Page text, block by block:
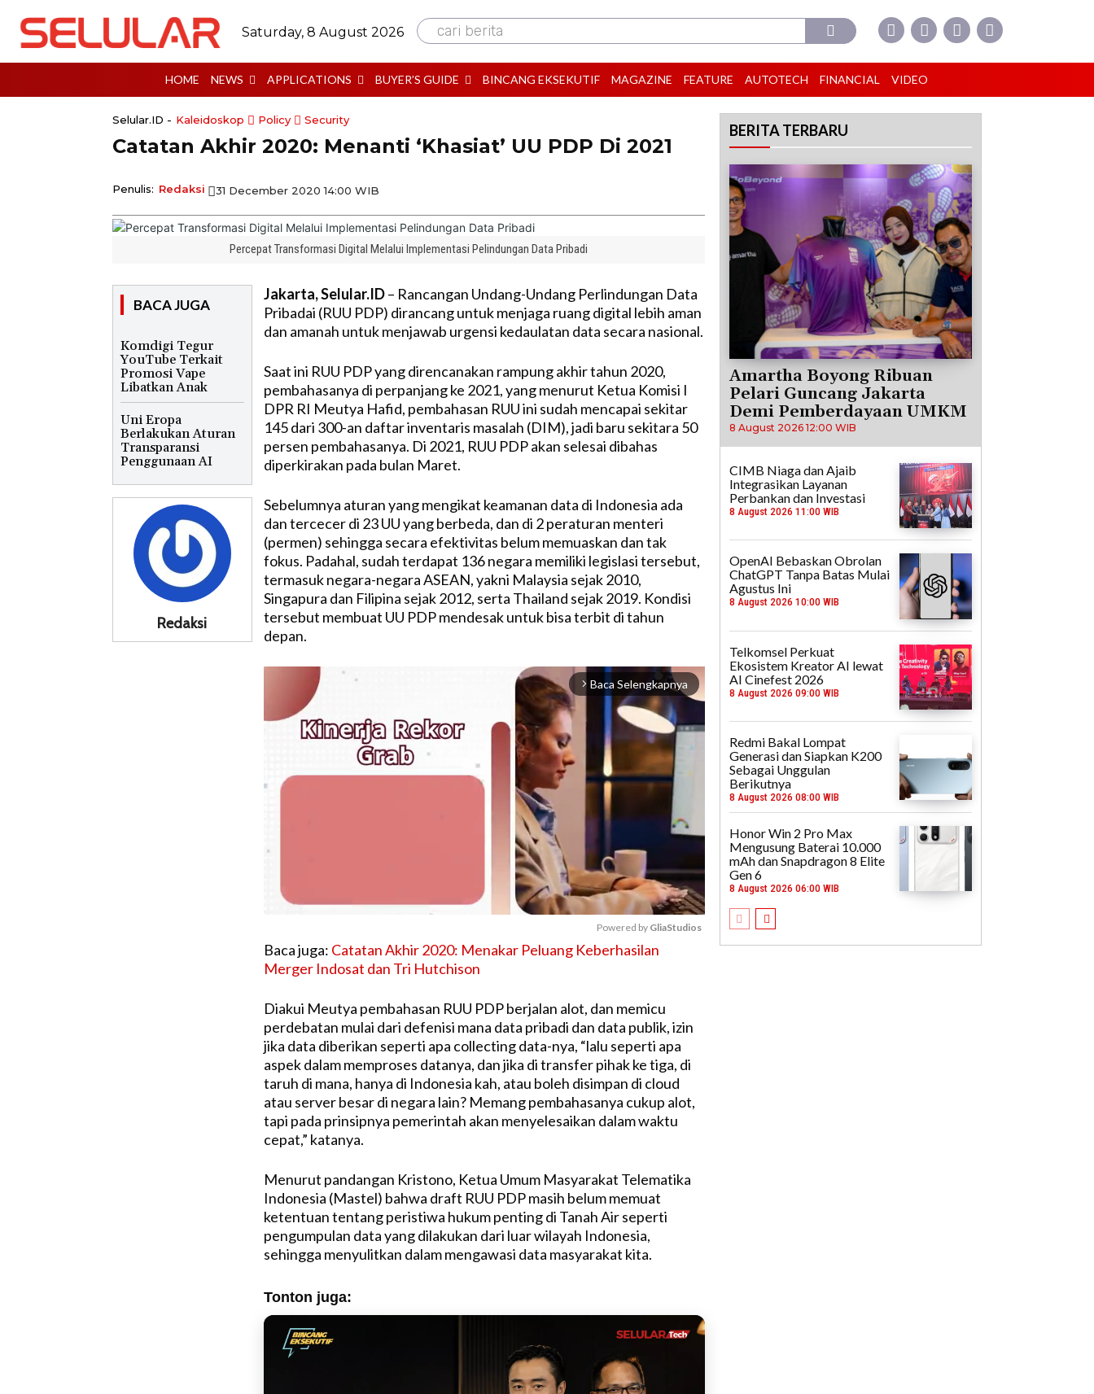
Saturday, 8 August 2026 cari berita
HOME NEWS APPLICATIONS BUYER’S GUIDE BINCANG EKSEKUTIF MAGAZINE FEATURE AUTOTECH FINANCIAL VIDEO
Selular.ID - Kaleidoskop Policy Security
Catatan Akhir 2020: Menanti ‘Khasiat’ UU PDP Di 2021
Penulis: Redaksi 31 December 2020 14:00 WIB
Percepat Transformasi Digital Melalui Implementasi Pelindungan Data Pribadi
BACA JUGA
Komdigi Tegur
YouTube Terkait
Promosi Vape
Libatkan Anak
Uni Eropa
Berlakukan Aturan
Transparansi
Penggunaan AI
Redaksi
Jakarta, Selular.ID– Rancangan Undang-Undang Perlindungan Data
Pribadai (RUU PDP) dirancang untuk menjaga ruang digital lebih aman
dan amanah untuk menjawab urgensi kedaulatan data secara nasional.
Saat ini RUU PDP yang direncanakan rampung akhir tahun 2020,
pembahasanya di perpanjang ke 2021, yang menurut Ketua Komisi I
DPR RI Meutya Hafid, pembahasan RUU ini sudah mencapai sekitar
145 dari 300-an daftar inventaris masalah (DIM), jadi baru sekitara 50
persen pembahasanya. Di 2021, RUU PDP akan selesai dibahas
diperkirakan pada bulan Maret.
Sebelumnya aturan yang mengikat keamanan data di Indonesia ada
dan tercecer di 23 UU yang berbeda, dan di 2 peraturan menteri
(permen) sehingga secara efektivitas belum memuaskan dan tak
fokus. Padahal, sudah terdapat 136 negara memiliki legislasi tersebut,
termasuk negara-negara ASEAN, yakni Malaysia sejak 2010,
Singapura dan Filipina sejak 2012, serta Thailand sejak 2019. Kondisi
tersebut membuat UU PDP mendesak untuk bisa terbit di tahun
depan.
arrow_forward_ios Baca Selengkapnya
t
e
Powered by GliaStudios
Baca juga: Catatan Akhir 2020: Menakar Peluang Keberhasilan
Merger Indosat dan Tri Hutchison
Diakui Meutya pembahasan RUU PDP berjalan alot, dan memicu
perdebatan mulai dari defenisi mana data pribadi dan data publik, izin
jika data diberikan seperti apa collecting data-nya, “lalu seperti apa
aspek dalam memproses datanya, dan jika di transfer pihak ke tiga, di
taruh di mana, hanya di Indonesia kah, atau boleh disimpan di cloud
atau server besar di negara lain? Memang pembahasanya cukup alot,
tapi pada prinsipnya pemerintah akan menyelesaikan dalam waktu
cepat,” katanya.
Menurut pandangan Kristono, Ketua Umum Masyarakat Telematika
Indonesia (Mastel) bahwa draft RUU PDP masih belum memuat
ketentuan tentang peristiwa hukum penting di Tanah Air seperti
pengumpulan data yang dilakukan dari luar wilayah Indonesia,
sehingga menyulitkan dalam mengawasi data masyarakat kita.
Tonton juga:
BERITA TERBARU
Amartha Boyong Ribuan
Pelari Guncang Jakarta
Demi Pemberdayaan UMKM
8 August 2026 12:00 WIB
CIMB Niaga dan Ajaib
Integrasikan Layanan
Perbankan dan Investasi
8 August 2026 11:00 WIB
OpenAI Bebaskan Obrolan
ChatGPT Tanpa Batas Mulai
Agustus Ini
8 August 2026 10:00 WIB
Telkomsel Perkuat
Ekosistem Kreator AI lewat
AI Cinefest 2026
8 August 2026 09:00 WIB
Redmi Bakal Lompat
Generasi dan Siapkan K200
Sebagai Unggulan
Berikutnya
8 August 2026 08:00 WIB
Honor Win 2 Pro Max
Mengusung Baterai 10.000
mAh dan Snapdragon 8 Elite
Gen 6
8 August 2026 06:00 WIB